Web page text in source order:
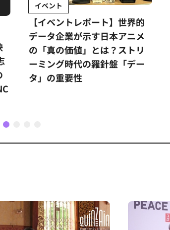
イベント
【イベントレポート】世界的
データ企業が示す日本アニメ
の「真の価値」とは？ストリ
ーミング時代の羅針盤「デー
タ」の重要性
1 2